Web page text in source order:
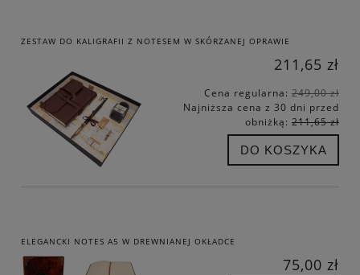
ZESTAW DO KALIGRAFII Z NOTESEM W SKÓRZANEJ OPRAWIE
211,65 zł
Cena regularna: 249,00 zł
Najniższa cena z 30 dni przed
obniżką: 211,65 zł
DO KOSZYKA
ELEGANCKI NOTES A5 W DREWNIANEJ OKŁADCE
75,00 zł